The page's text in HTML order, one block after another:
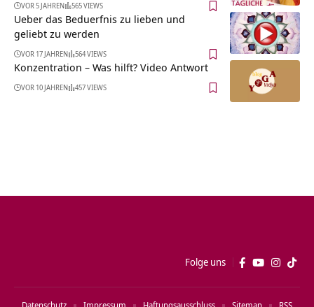
VOR 5 JAHREN 565 VIEWS
Ueber das Beduerfnis zu lieben und
geliebt zu werden
VOR 17 JAHREN 564 VIEWS
Konzentration – Was hilft? Video Antwort
VOR 10 JAHREN 457 VIEWS
Folge uns